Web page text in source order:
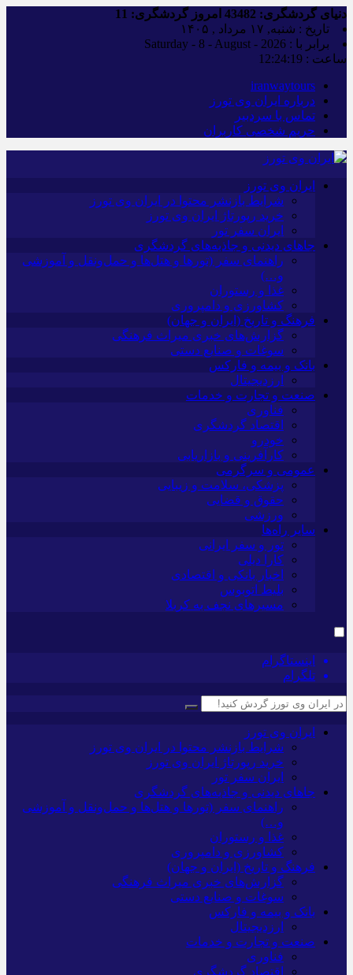
دنیای گردشگری: امروز گردشگری:
تاریخ : شنبه, ۱۷ مرداد , ۱۴۰۵
برابر با : Saturday - 8 - August - 2026
ساعت : 12:24:20
iranwaytours
درباره ایران وی تورز
تماس با سردبیر
حریم شخصی کاربران
ایران وی تورز
شرایط بازنشر محتوا در ایران وی تورز
خرید رپورتاژ ایران وی تورز
ایران سفر تور
جاهای دیدنی و جاذبه‌های گردشگری
راهنمای سفر (تورها و هتل‌ها و حمل‌و‌نقل و آموزشی
و…)
غذا و رستوران
کشاورزی و دامپروری
فرهنگ و تاریخ (ایران و جهان)
گزارش‌های خبری میراث فرهنگی
سوغات و صنایع دستی
بانک و بیمه و فارکس
ارزدیجیتال
صنعت و تجارت و خدمات
فناوری
اقتصاد گردشگری
خودرو
کارآفرینی و بازاریابی
عمومی و سرگرمی
پزشکی، سلامت و زیبایی
حقوق و قضایی
ورزشی
سایر راه‌ها
تور و سفر ایرانی
کارا دیلی
اخبار بانکی و اقتصادی
بلیط اتوبوس
مسیرهای نجف به کربلا
اینستاگرام
تلگرام
ایران وی تورز
شرایط بازنشر محتوا در ایران وی تورز
خرید رپورتاژ ایران وی تورز
ایران سفر تور
جاهای دیدنی و جاذبه‌های گردشگری
راهنمای سفر (تورها و هتل‌ها و حمل‌و‌نقل و آموزشی
و…)
غذا و رستوران
کشاورزی و دامپروری
فرهنگ و تاریخ (ایران و جهان)
گزارش‌های خبری میراث فرهنگی
سوغات و صنایع دستی
بانک و بیمه و فارکس
ارزدیجیتال
صنعت و تجارت و خدمات
فناوری
اقتصاد گردشگری